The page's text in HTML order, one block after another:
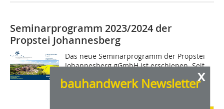
x
bauhandwerk Newsletter
Seminarprogramm 2023/2024 der
Propstei Johannesberg
Das neue Seminarprogramm der Propstei
Johannesberg gGmbH ist erschienen. Seit
über drei Jahrzehnten stehe die Propstei
Johannesberg als Garant für qualitätsvolle,